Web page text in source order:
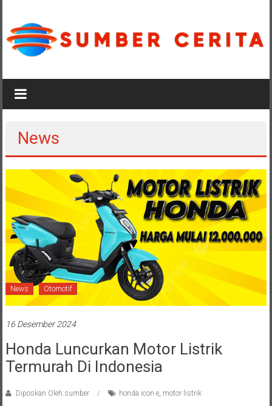
konten
Sumber
Cerita
News
News Otomotif
16 Desember 2024
Honda Luncurkan Motor Listrik
Termurah Di Indonesia
Diposkan Oleh:sumber honda icon e, motor listrik